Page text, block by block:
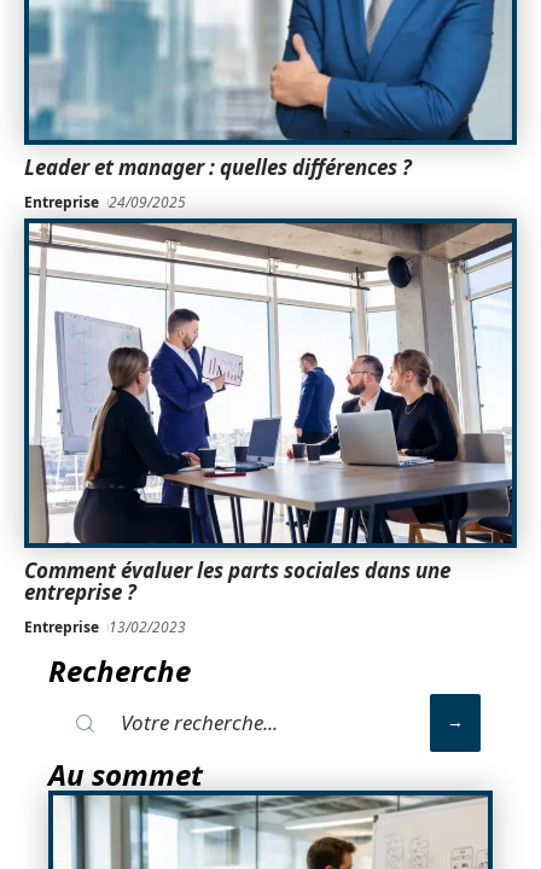
Leader et manager : quelles différences ?
Entreprise 24/09/2025
Comment évaluer les parts sociales dans une
entreprise ?
Entreprise 13/02/2023
Recherche
Au sommet